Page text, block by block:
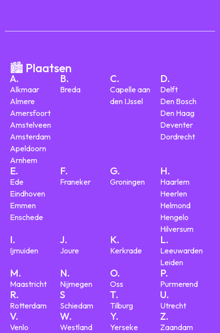
🏙️ Plaatsen
A.
Alkmaar
Almere
Amersfoort
Amstelveen
Amsterdam
Apeldoorn
Arnhem
B.
Breda
C.
Capelle aan
den IJssel
D.
Delft
Den Bosch
Den Haag
Deventer
Dordrecht
E.
Ede
Eindhoven
Emmen
Enschede
F.
Franeker
G.
Groningen
H.
Haarlem
Heerlen
Helmond
Hengelo
Hilversum
I.
Ijmuiden
J.
Joure
K.
Kerkrade
L.
Leeuwarden
Leiden
M.
Maastricht
N.
Nijmegen
O.
Oss
P.
Purmerend
R.
Rotterdam
S
Schiedam
T.
Tilburg
U.
Utrecht
V.
Venlo
W.
Westland
Y.
Yerseke
Z.
Zaandam